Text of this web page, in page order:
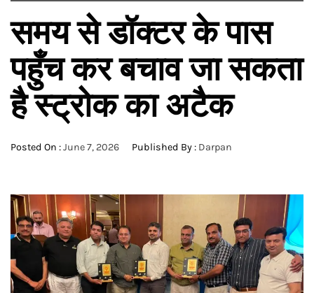
समय से डॉक्टर के पास
पहुँच कर बचाव जा सकता
है स्ट्रोक का अटैक
Posted On :June 7, 2026 Published By : Darpan